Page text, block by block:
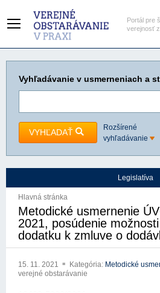
Portál pre
verejnosť
Vyhľadávanie v usmerneniach a
VYHĽADAŤ
Rozšírené
vyhľadávanie
Legislatíva
Hlavná stránka
Metodické usmernenie
2021, posúdenie
dodatku k zmluve o
15. 11. 2021 Kategória: Metodické
verejné obstarávanie